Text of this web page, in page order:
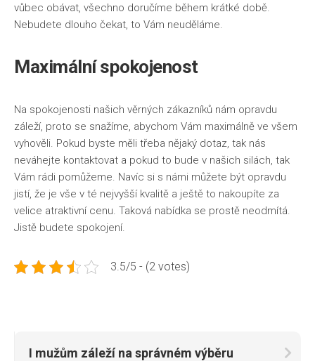
vůbec obávat, všechno doručíme během krátké době.
Nebudete dlouho čekat, to Vám neuděláme.
Maximální spokojenost
Na spokojenosti našich věrných zákazníků nám opravdu
záleží, proto se snažíme, abychom Vám maximálně ve všem
vyhověli. Pokud byste měli třeba nějaký dotaz, tak nás
neváhejte kontaktovat a pokud to bude v našich silách, tak
Vám rádi pomůžeme. Navíc si s námi můžete být opravdu
jistí, že je vše v té nejvyšší kvalitě a ještě to nakoupíte za
velice atraktivní cenu. Taková nabídka se prostě neodmítá.
Jistě budete spokojení.
3.5/5 - (2 votes)
I mužům záleží na správném výběru